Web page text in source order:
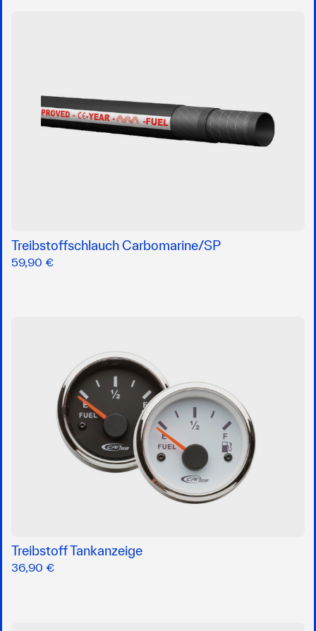
Treibstoffschlauch Carbomarine/SP
59,90 €
Treibstoff Tankanzeige
36,90 €